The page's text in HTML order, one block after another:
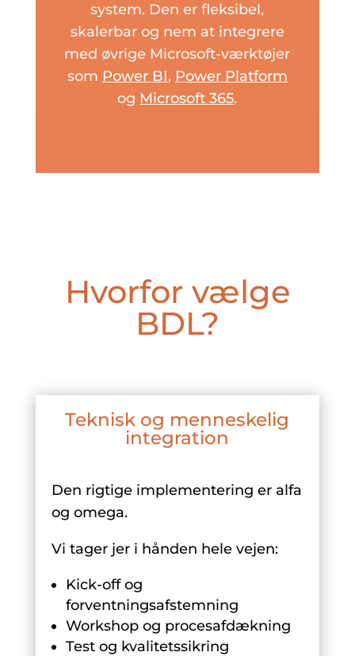
system. Den er fleksibel,
skalerbar og nem at integrere
med øvrige Microsoft-værktøjer
som Power BI, Power Platform
og Microsoft 365.
Hvorfor vælge
BDL?
Teknisk og menneskelig
integration
Den rigtige implementering er alfa
og omega.
Vi tager jer i hånden hele vejen:
Kick-off og
forventningsafstemning
Workshop og procesafdækning
Test og kvalitetssikring